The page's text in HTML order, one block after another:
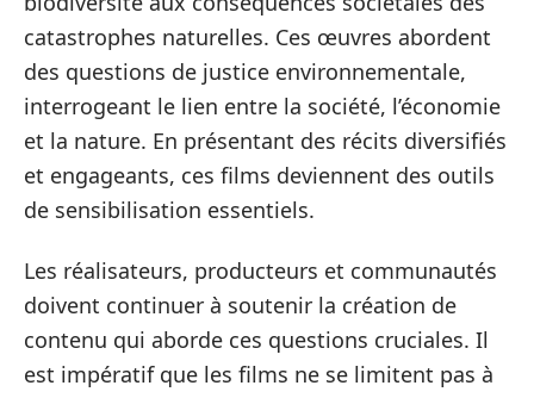
catastrophes naturelles. Ces œuvres abordent
des questions de justice environnementale,
interrogeant le lien entre la société, l’économie
et la nature. En présentant des récits diversifiés
et engageants, ces films deviennent des outils
de sensibilisation essentiels.
Les réalisateurs, producteurs et communautés
doivent continuer à soutenir la création de
contenu qui aborde ces questions cruciales. Il
est impératif que les films ne se limitent pas à